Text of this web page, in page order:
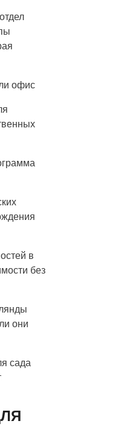
офис
в
без
они
сада